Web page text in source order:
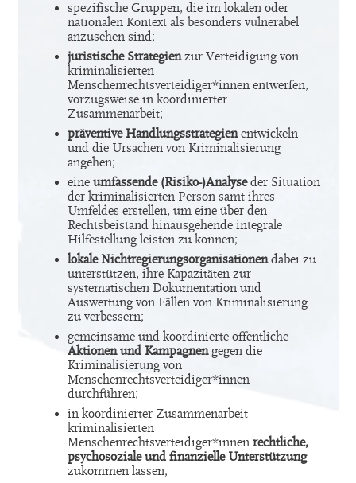
spezifische Gruppen, die im lokalen oder
nationalen Kontext als besonders vulnerabel
anzusehen sind;
juristische Strategienzur Verteidigung von
kriminalisierten
Menschenrechtsverteidiger*innen entwerfen,
vorzugsweise in koordinierter
Zusammenarbeit;
präventive Handlungsstrategienentwickeln
und die Ursachen von Kriminalisierung
angehen;
eine umfassende (Risiko-)Analyseder Situation
der kriminalisierten Person samt ihres
Umfeldes erstellen, um eine über den
Rechtsbeistand hinausgehende integrale
Hilfestellung leisten zu können;
lokale Nichtregierungsorganisationendabei zu
unterstützen, ihre Kapazitäten zur
systematischen Dokumentation und
Auswertung von Fällen von Kriminalisierung
zu verbessern;
gemeinsame und koordinierte öffentliche
Aktionen und Kampagnengegen die
Kriminalisierung von
Menschenrechtsverteidiger*innen
durchführen;
in koordinierter Zusammenarbeit
kriminalisierten
Menschenrechtsverteidiger*innen rechtliche,
psychosoziale und finanzielle Unterstützung
zukommen lassen;